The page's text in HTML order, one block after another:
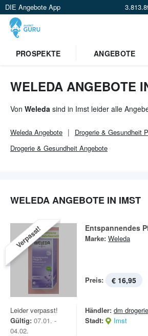
DIE Angebote App
PROSPEKTE ANGEBOTE
WELEDA ANGEBOTE
Von Weleda sind in Imst leider alle
Weleda Angebote Drogerie & Gesundheit
Drogerie & Gesundheit Angebote
WELEDA ANGEBOTE IN IMST
Verpasst! Entspannendes
Marke: Weleda
Preis: € 16,95
Leider verpasst!
Gültig: 07.01. -
04.02.
Händler: dm
Stadt:
Imst